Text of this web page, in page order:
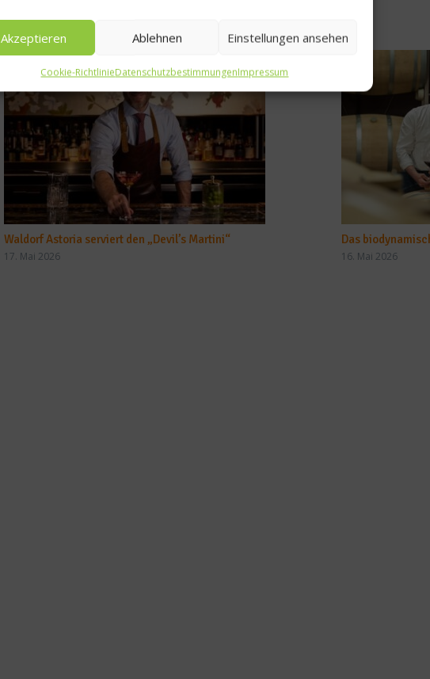
Akzeptieren Ablehnen Einstellungen ansehen
Cookie-RichtlinieDatenschutzbestimmungenImpressum
Waldorf Astoria serviert den „Devil’s Martini“
17. Mai 2026
Das
16. Mai 2026